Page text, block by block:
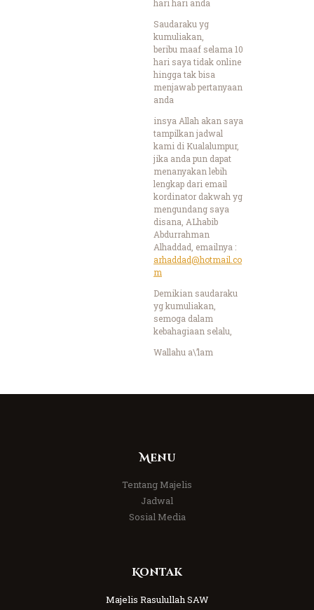
hari hari anda
Saudaraku yg
kumuliakan,
beribu maaf selama 10
hari saya tidak online
hingga tak bisa
menjawab pertanyaan
anda
insya Allah akan saya
tampilkan jadwal
kami di Kualalumpur,
jika anda pun dapat
menanyakan lebih
lengkap dari email
kordinator dakwah yg
mengundang saya
disana, ALhabib
Abdurrahman
Alhaddad, emailnya :
arhaddad@hotmail.co
m
Demikian saudaraku
yg kumuliakan,
semoga dalam
kebahagiaan selalu,
Wallahu a\’lam
Menu
Tentang Majelis
Jadwal
Sosial Media
Kontak
Majelis Rasulullah SAW